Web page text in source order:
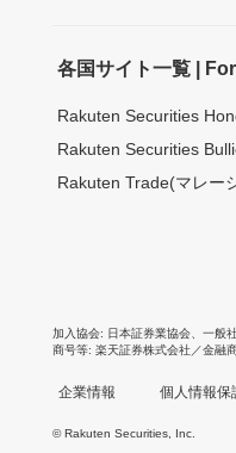
各国サイト一覧 |
Rakuten Securities
Rakuten Securities
Rakuten Trade(マレー
加入協会 日本証券業協会 一般
商号等 楽天証券株式会社／金融
企業情報 個人情報保
© Rakuten Securities, Inc.